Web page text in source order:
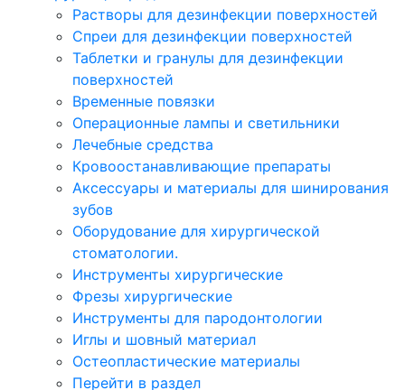
Растворы для дезинфекции поверхностей
Спреи для дезинфекции поверхностей
Таблетки и гранулы для дезинфекции
поверхностей
Временные повязки
Операционные лампы и светильники
Лечебные средства
Кровоостанавливающие препараты
Аксессуары и материалы для шинирования
зубов
Оборудование для хирургической
стоматологии.
Инструменты хирургические
Фрезы хирургические
Инструменты для пародонтологии
Иглы и шовный материал
Остеопластические материалы
Перейти в раздел